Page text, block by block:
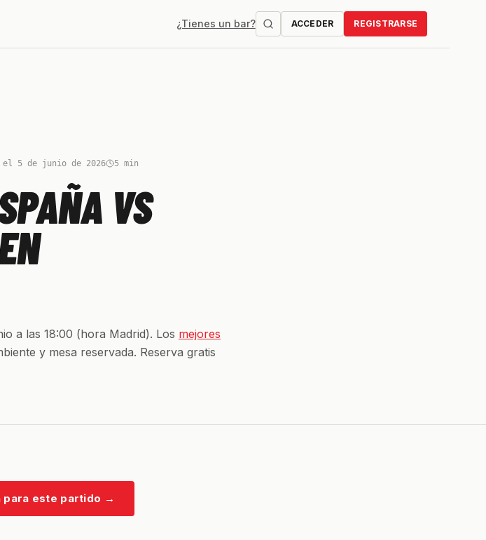
¿Tienes un bar? ACCEDER REGISTRARSE
el 5 de junio de 2026 5 min
VS
a las 18:00 (hora Madrid). Los mejores
y mesa reservada. Reserva gratis
para este partido →